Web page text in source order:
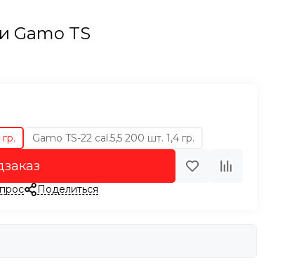
Gamo TS
Gamo TS-22 cal.5,5 200 шт. 1,4 гр.
Поделиться